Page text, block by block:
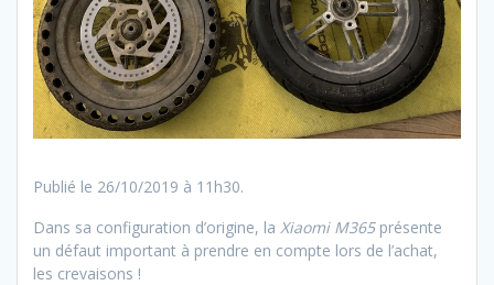
Publié le 26/10/2019 à 11h30.
Dans sa configuration d’origine, la Xiaomi M365présente
un défaut important à prendre en compte lors de l’achat,
les crevaisons !